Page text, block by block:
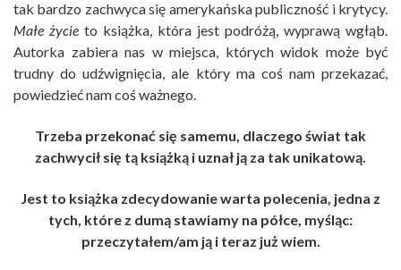
tak bardzo zachwyca się amerykańska publiczność i krytycy.
Małe życie to książka, która jest podróżą, wyprawą wgłąb.
Autorka zabiera nas w miejsca, których widok może być
trudny do udźwignięcia, ale który ma coś nam przekazać,
powiedzieć nam coś ważnego.
Trzeba przekonać się samemu, dlaczego świat tak
zachwycił się tą książką i uznał ją za tak unikatową.
Jest to książka zdecydowanie warta polecenia, jedna z
tych, które z dumą stawiamy na półce, myśląc:
przeczytałem/am ją i teraz już wiem.